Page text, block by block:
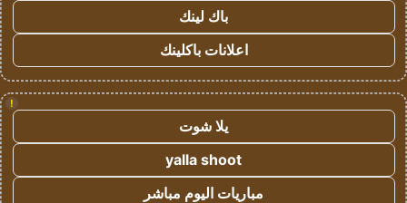
باك لينك
اعلانات باكلينك
!
يلا شوت
yalla shoot
مباريات اليوم مباشر